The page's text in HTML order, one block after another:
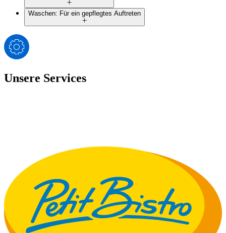
Waschen: Für ein gepflegtes Auftreten
Unsere Services